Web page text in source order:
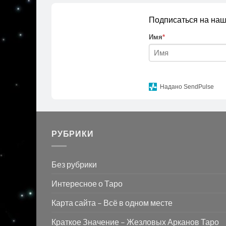
Подписаться на
Имя*
Надано SendPulse
РУБРИКИ
Без рубрики
Интересное о Таро
Карта сайта – Всё в одном месте
Краткое Значение – Жезловых Арканов Таро